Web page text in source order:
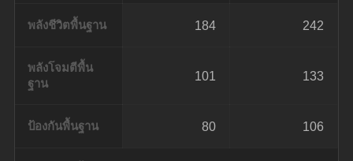
พลังชีวิตพื้นฐาน 184 242
พลังโจมตีพื้น
ฐาน
101 133
ป้องกันพื้นฐาน 80 106